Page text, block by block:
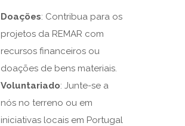
Doações: Contribua para os
projetos da REMAR com
recursos financeiros ou
doações de bens materiais.
Voluntariado: Junte-se a
nós no terreno ou em
iniciativas locais em Portugal